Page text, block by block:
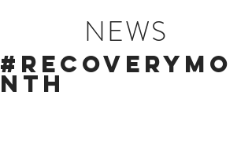
NEWS
#RecoveryMo
nth